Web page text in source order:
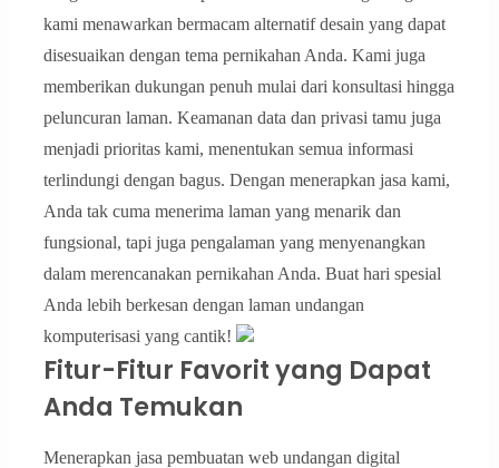
kami menawarkan bermacam alternatif desain yang dapat
disesuaikan dengan tema pernikahan Anda. Kami juga
memberikan dukungan penuh mulai dari konsultasi hingga
peluncuran laman. Keamanan data dan privasi tamu juga
menjadi prioritas kami, menentukan semua informasi
terlindungi dengan bagus. Dengan menerapkan jasa kami,
Anda tak cuma menerima laman yang menarik dan
fungsional, tapi juga pengalaman yang menyenangkan
dalam merencanakan pernikahan Anda. Buat hari spesial
Anda lebih berkesan dengan laman undangan
komputerisasi yang cantik!
Fitur-Fitur Favorit yang Dapat
Anda Temukan
Menerapkan jasa pembuatan web undangan digital